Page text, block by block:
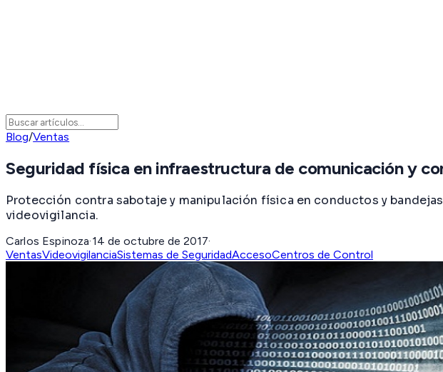
Blog/Ventas
Seguridad física en infraestructura de comunicación y
Protección contra sabotaje y manipulación física en conductos y
videovigilancia.
Carlos Espinoza·14 de octubre de 2017·
VentasVideovigilanciaSistemas de SeguridadAccesoCentros de Control